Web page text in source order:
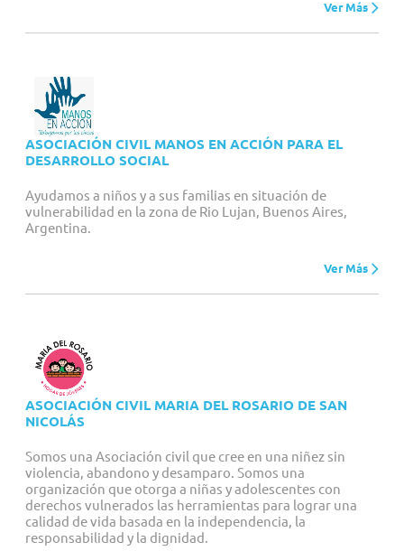
Ver Más
ASOCIACIÓN CIVIL MANOS EN ACCIÓN PARA EL
DESARROLLO SOCIAL
Ayudamos a niños y a sus familias en situación de
vulnerabilidad en la zona de Rio Lujan, Buenos Aires,
Argentina.
Ver Más
ASOCIACIÓN CIVIL MARIA DEL ROSARIO DE SAN
NICOLÁS
Somos una Asociación civil que cree en una niñez sin
violencia, abandono y desamparo. Somos una
organización que otorga a niñas y adolescentes con
derechos vulnerados las herramientas para lograr una
calidad de vida basada en la independencia, la
responsabilidad y la dignidad.